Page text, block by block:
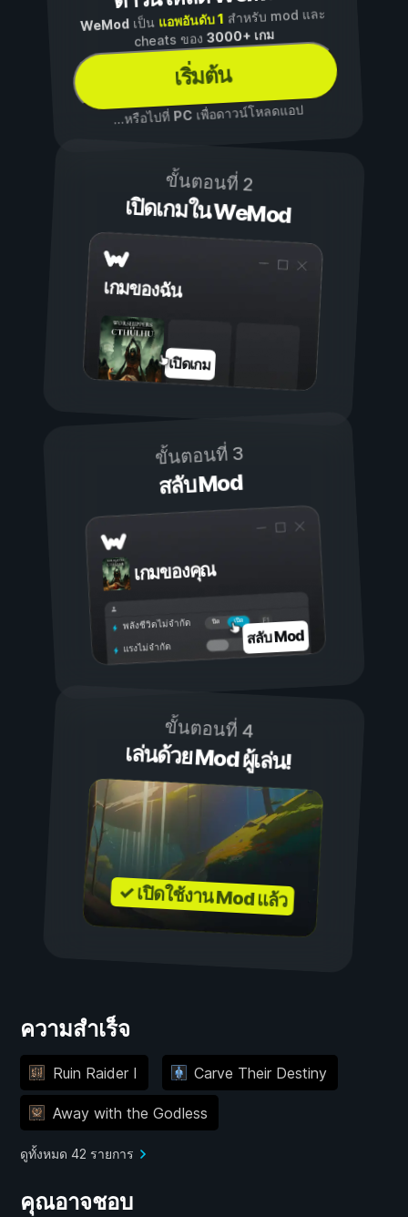
WeModเป็น แอพอันดับ 1 สำหรับ mod และ
cheats ของ3000+ เกม
เริ่มต้น
...หรือไปที่ PCเพื่อดาวน์โหลดแอป
ขั้นตอนที่ 2
เปิดเกมใน WeMod
เกมของฉัน
เปิดเกม
ขั้นตอนที่ 3
สลับ Mod
เกมของคุณ
เปิด
ปิด
พลังชีวิตไม่จำกัด
แรงไม่จำกัด สลับ Mod
ขั้นตอนที่ 4
เล่นด้วย Mod ผู้เล่น!
✓ เปิดใช้งาน Mod แล้ว
ความสำเร็จ
Ruin Raider I Carve Their Destiny
Away with the Godless
ดูทั้งหมด 42 รายการ
คุณอาจชอบ